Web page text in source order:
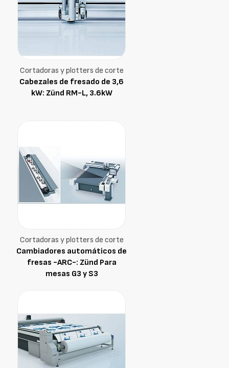
Cortadoras y plotters de corte
Cabezales de fresado de 3,6
kW: Zünd RM-L, 3.6kW
Cortadoras y plotters de corte
Cambiadores automáticos de
fresas -ARC-: Zünd Para
mesas G3 y S3